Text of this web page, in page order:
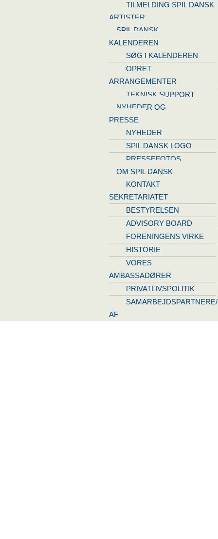
TILMELDING SPIL DANSK
ARTISTER
SPIL DANSK
KALENDEREN
SØG I KALENDEREN
OPRET
ARRANGEMENTER
TEKNISK SUPPORT
NYHEDER OG
PRESSE
NYHEDER
SPIL DANSK LOGO
PRESSEFOTOS
OM SPIL DANSK
KONTAKT
SEKRETARIATET
BESTYRELSEN
ADVISORY BOARD
FORENINGENS VIRKE
HISTORIE
VORES
AMBASSADØRER
PRIVATLIVSPOLITIK
AF